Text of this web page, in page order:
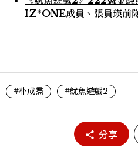
IZ*ONE成員、張員瑛前
#朴成焄 #魷魚遊戲2
分享